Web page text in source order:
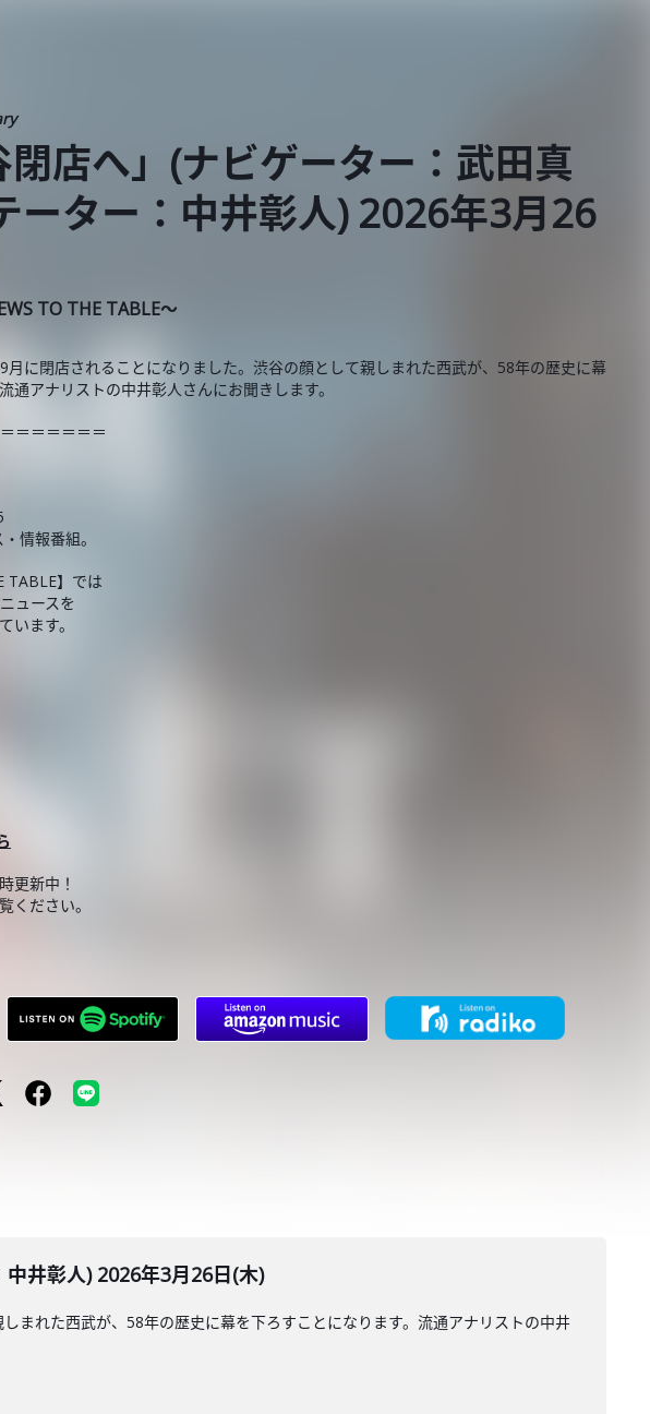
閉店へ」(ナビゲーター：武田真
ーター：中井彰人) 2026年3月26
TO THE TABLE～
月に閉店されることになりました。渋谷の顔として親しまれた西武が、58年の歴史に幕
通アナリストの中井彰人さんにお聞きします。
＝＝＝＝＝＝
情報番組。
TABLE】では
ュースを
います。
更新中！
ください。
井彰人) 2026年3月26日(木)
まれた西武が、58年の歴史に幕を下ろすことになります。流通アナリストの中井